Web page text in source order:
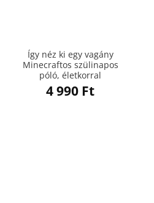
Így néz ki egy vagány
Minecraftos szülinapos
póló, életkorral
4 990 Ft